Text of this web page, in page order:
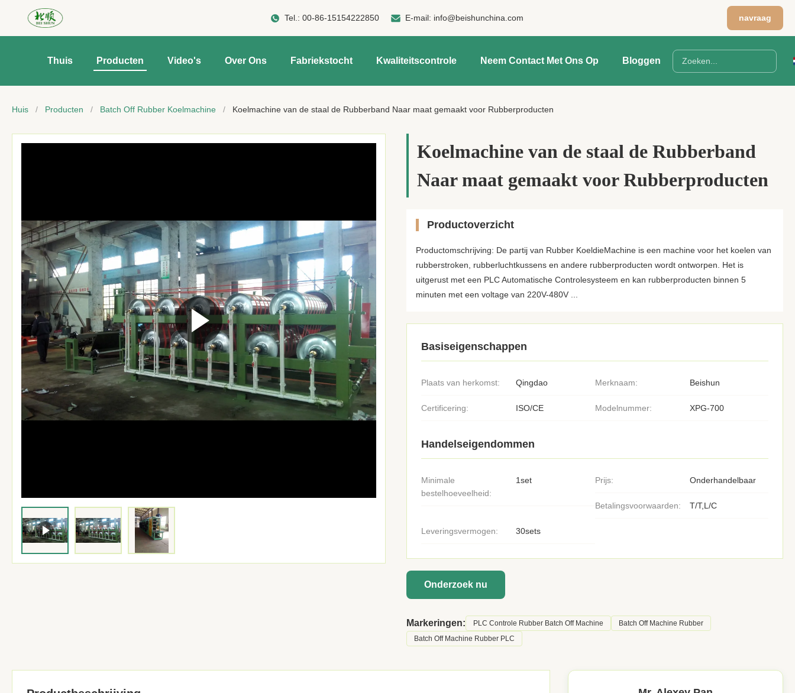
Tel.:00-86-15154222850 E-mail: info@beishunchina.com navraag
Thuis Producten Video's Over Ons Fabriekstocht Kwaliteitscontrole Neem Contact Met Ons Op Bloggen
Huis / Producten / Batch Off Rubber Koelmachine / Koelmachine van de staal de Rubberband Naar maat gemaakt voor Rubberproducten
Koelmachine van de staal de Rubberband
Naar maat gemaakt voor Rubberproducten
Productoverzicht
Productomschrijving: De partij van Rubber KoeldieMachine is een machine voor het koelen van
rubberstroken, rubberluchtkussens en andere rubberproducten wordt ontworpen. Het is
uitgerust met een PLC Automatische Controlesysteem en kan rubberproducten binnen 5
minuten met een voltage van 220V-480V ...
Basiseigenschappen
Plaats van herkomst: Qingdao Merknaam: Beishun
Certificering: ISO/CE Modelnummer: XPG-700
Handelseigendommen
Minimale
bestelhoeveelheid:
1set Prijs: Onderhandelbaar
Betalingsvoorwaarden: T/T,L/C
Leveringsvermogen: 30sets
Onderzoek nu
Markeringen: PLC Controle Rubber Batch Off Machine
Batch Off Machine Rubber
Batch Off Machine Rubber PLC